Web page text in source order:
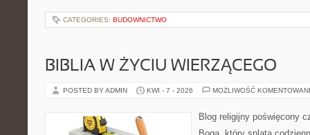
CATEGORIES: BUDOWNICTWO
BIBLIA W ŻYCIU WIERZĄCEGO
POSTED BY ADMIN KWI - 7 - 2026 MOŻLIWOŚĆ
Blog religijny poświęcony